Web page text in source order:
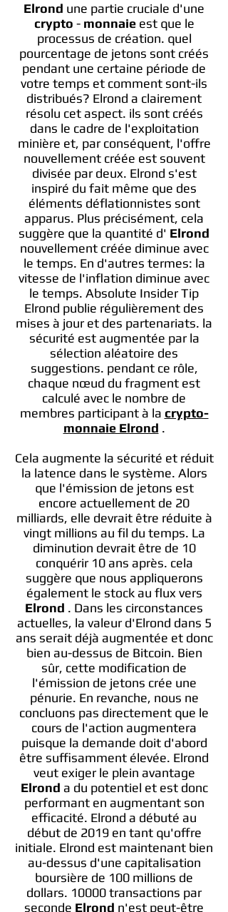
Elrond une partie cruciale d'une
crypto - monnaieest que le
processus de création. quel
pourcentage de jetons sont créés
pendant une certaine période de
votre temps et comment sont-ils
distribués? Elrond a clairement
résolu cet aspect. ils sont créés
dans le cadre de l'exploitation
minière et, par conséquent, l'offre
nouvellement créée est souvent
divisée par deux. Elrond s'est
inspiré du fait même que des
éléments déflationnistes sont
apparus. Plus précisément, cela
suggère que la quantité d' Elrond
nouvellement créée diminue avec
le temps. En d'autres termes: la
vitesse de l'inflation diminue avec
le temps. Absolute Insider Tip
Elrond publie régulièrement des
mises à jour et des partenariats. la
sécurité est augmentée par la
sélection aléatoire des
suggestions. pendant ce rôle,
chaque nœud du fragment est
calculé avec le nombre de
membres participant à la crypto-
monnaie Elrond .
Cela augmente la sécurité et réduit
la latence dans le système. Alors
que l'émission de jetons est
encore actuellement de 20
milliards, elle devrait être réduite à
vingt millions au fil du temps. La
diminution devrait être de 10
conquérir 10 ans après. cela
suggère que nous appliquerons
également le stock au flux vers
Elrond . Dans les circonstances
actuelles, la valeur d'Elrond dans 5
ans serait déjà augmentée et donc
bien au-dessus de Bitcoin. Bien
sûr, cette modification de
l'émission de jetons crée une
pénurie. En revanche, nous ne
concluons pas directement que le
cours de l'action augmentera
puisque la demande doit d'abord
être suffisamment élevée. Elrond
veut exiger le plein avantage
Elrond a du potentiel et est donc
performant en augmentant son
efficacité. Elrond a débuté au
début de 2019 en tant qu'offre
initiale. Elrond est maintenant bien
au-dessus d'une capitalisation
boursière de 100 millions de
dollars. 10000 transactions par
seconde Elrond n'est peut-être